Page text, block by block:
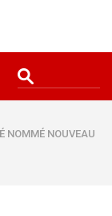
NOMMÉ NOUVEAU